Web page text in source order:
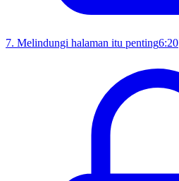
7. Melindungi halaman itu penting6:20